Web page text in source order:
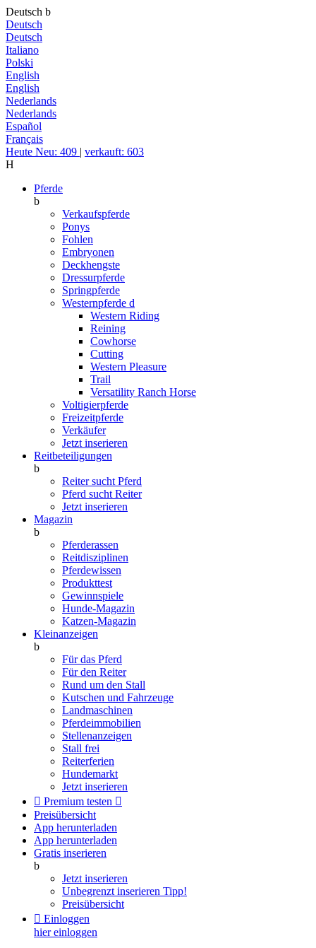
Deutsch b
Deutsch
Deutsch
Italiano
Polski
English
English
Nederlands
Nederlands
Español
Français
Heute Neu: 409 | verkauft: 603
H
Pferde
b
Verkaufspferde
Ponys
Fohlen
Embryonen
Deckhengste
Dressurpferde
Springpferde
Westernpferde d
Western Riding
Reining
Cowhorse
Cutting
Western Pleasure
Trail
Versatility Ranch Horse
Voltigierpferde
Freizeitpferde
Verkäufer
Jetzt inserieren
Reitbeteiligungen
b
Reiter sucht Pferd
Pferd sucht Reiter
Jetzt inserieren
Magazin
b
Pferderassen
Reitdisziplinen
Pferdewissen
Produkttest
Gewinnspiele
Hunde-Magazin
Katzen-Magazin
Kleinanzeigen
b
Für das Pferd
Für den Reiter
Rund um den Stall
Kutschen und Fahrzeuge
Landmaschinen
Pferdeimmobilien
Stellenanzeigen
Stall frei
Reiterferien
Hundemarkt
Jetzt inserieren
 Premium testen 
Preisübersicht
App herunterladen
App herunterladen
Gratis inserieren
b
Jetzt inserieren
Unbegrenzt inserieren Tipp!
Preisübersicht
 Einloggen
hier einloggen